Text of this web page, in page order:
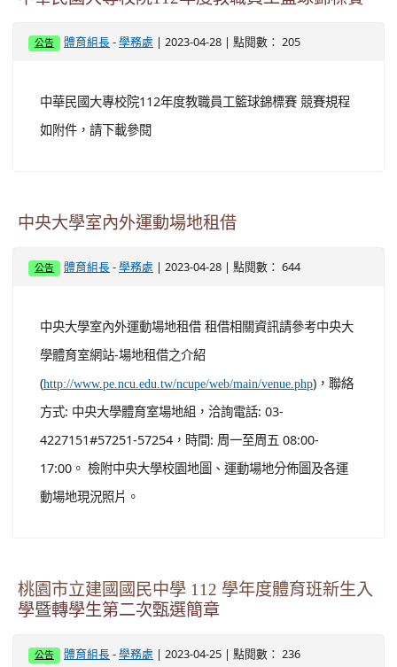
公告 體育組長 -學務處 | 2023-04-28 | 點閱數： 205
中華民國大專校院112年度教職員工籃球錦標賽 競賽規程
如附件，請下載參閱
中央大學室內外運動場地租借
公告 體育組長 -學務處 | 2023-04-28 | 點閱數： 644
中央大學室內外運動場地租借 租借相關資訊請參考中央大
學體育室網站-場地租借之介紹
(http://www.pe.ncu.edu.tw/ncupe/web/main/venue.php)，聯絡
方式: 中央大學體育室場地組，洽詢電話: 03-
4227151#57251-57254，時間: 周一至周五 08:00-
17:00。 檢附中央大學校園地圖、運動場地分佈圖及各運
動場地現況照片。
桃園市立建國國民中學 112 學年度體育班新生入
學暨轉學生第二次甄選簡章
公告 體育組長 -學務處 | 2023-04-25 | 點閱數： 236